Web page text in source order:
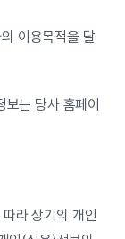
이용목적을 달
는 당사 홈페이
따라 상기의 개인